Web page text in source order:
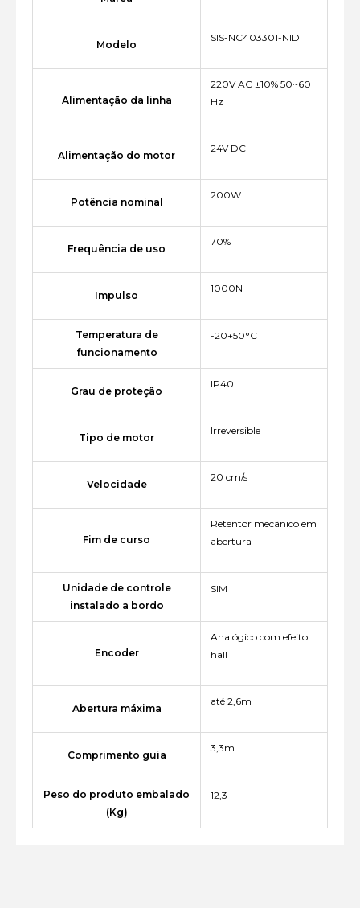
Modelo
SIS-NC403301-NID
Alimentação da linha
220V AC ±10% 50~60
Hz
Alimentação do motor
24V DC
Potência nominal
200W
Frequência de uso
70%
Impulso
1000N
Temperatura de
funcionamento
-20+50°C
Grau de proteção
IP40
Tipo de motor
Irreversible
Velocidade
20 cm/s
Fim de curso
Retentor mecânico em
abertura
Unidade de controle
instalado a bordo
SIM
Encoder
Analógico com efeito
hall
Abertura máxima
até 2,6m
Comprimento guia
3,3m
Peso do produto embalado
(Kg)
12,3